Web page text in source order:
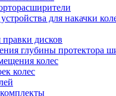
для накачки
дисков
глубины протектора
колес
колеc